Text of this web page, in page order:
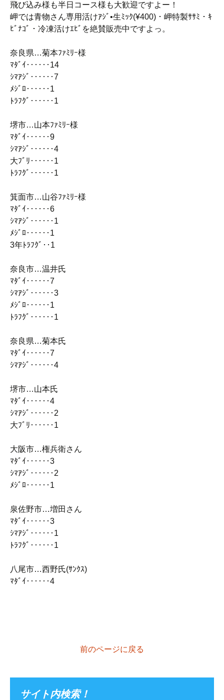
飛び込み様も半日コース様も大歓迎ですよー！
岬では青物さん専用活けｱｼﾞ•生ﾐｯｸ(¥400)・岬特製ｻｻﾐ・ｷ
ﾋﾞﾅｺﾞ・冷凍活けｴﾋﾞを絶賛販売中ですよっ。
奈良県…菊本ﾌｧﾐﾘｰ様
ﾏﾀﾞｲ‥‥‥14
ｼﾏｱｼﾞ‥‥‥7
ﾒｼﾞﾛ‥‥‥1
ﾄﾗﾌｸﾞ‥‥‥1
堺市…山本ﾌｧﾐﾘｰ様
ﾏﾀﾞｲ‥‥‥9
ｼﾏｱｼﾞ‥‥‥4
大ﾌﾞﾘ‥‥‥1
ﾄﾗﾌｸﾞ‥‥‥1
箕面市…山谷ﾌｧﾐﾘｰ様
ﾏﾀﾞｲ‥‥‥6
ｼﾏｱｼﾞ‥‥‥1
ﾒｼﾞﾛ‥‥‥1
3年ﾄﾗﾌｸﾞ‥1
奈良市…温井氏
ﾏﾀﾞｲ‥‥‥7
ｼﾏｱｼﾞ‥‥‥3
ﾒｼﾞﾛ‥‥‥1
ﾄﾗﾌｸﾞ‥‥‥1
奈良県…菊本氏
ﾏﾀﾞｲ‥‥‥7
ｼﾏｱｼﾞ‥‥‥4
堺市…山本氏
ﾏﾀﾞｲ‥‥‥4
ｼﾏｱｼﾞ‥‥‥2
大ﾌﾞﾘ‥‥‥1
大阪市…権兵衛さん
ﾏﾀﾞｲ‥‥‥3
ｼﾏｱｼﾞ‥‥‥2
ﾒｼﾞﾛ‥‥‥1
泉佐野市…増田さん
ﾏﾀﾞｲ‥‥‥3
ｼﾏｱｼﾞ‥‥‥1
ﾄﾗﾌｸﾞ‥‥‥1
八尾市…西野氏(ｻﾝｸｽ)
ﾏﾀﾞｲ‥‥‥4
前のページに戻る
サイト内検索！